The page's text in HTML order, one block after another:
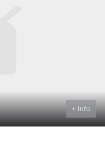
+ Info